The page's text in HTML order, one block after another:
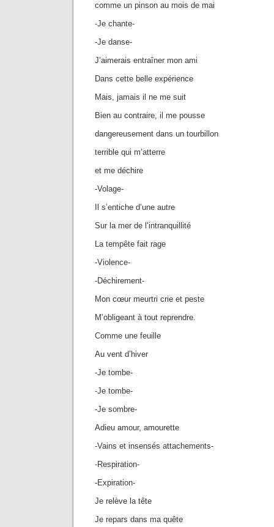
comme un pinson au mois de mai
-Je chante-
-Je danse-
J’aimerais entraîner mon ami
Dans cette belle expérience
Mais, jamais il ne me suit
Bien au contraire, il me pousse
dangereusement dans un tourbillon
terrible qui m’atterre
et me déchire
-Volage-
Il s’entiche d’une autre
Sur la mer de l’intranquillité
La tempête fait rage
-Violence-
-Déchirement-
Mon cœur meurtri crie et peste
M’obligeant à tout reprendre.
Comme une feuille
Au vent d’hiver
-Je tombe-
-Je tombe-
-Je sombre-
Adieu amour, amourette
-Vains et insensés attachements-
-Respiration-
-Expiration-
Je relève la tête
Je repars dans ma quête